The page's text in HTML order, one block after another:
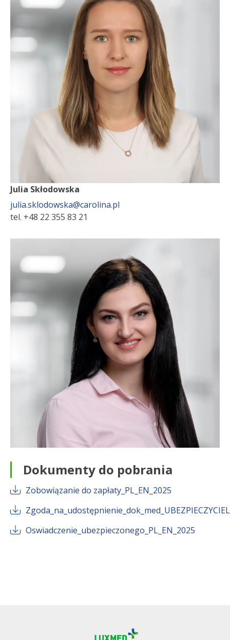
Julia Skłodowska
julia.sklodowska@carolina.pl
tel. +48 22 355 83 21
Dokumenty do pobrania
Zobowiązanie do zapłaty_PL_EN_2025
Oswiadczenie_ubezpieczonego_PL_EN_2025